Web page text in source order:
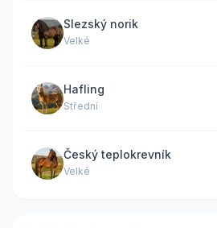
Slezský norik
Velké
Hafling
Střední
Český teplokrevník
Velké